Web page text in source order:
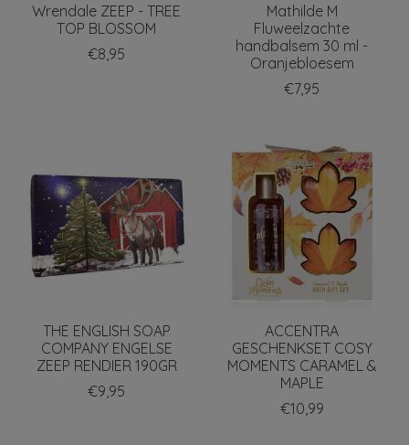
Wrendale ZEEP - TREE
TOP BLOSSOM
€8,95
Mathilde M
Fluweelzachte
handbalsem 30 ml -
Oranjebloesem
€7,95
THE ENGLISH SOAP
COMPANY ENGELSE
ZEEP RENDIER 190GR
€9,95
ACCENTRA
GESCHENKSET COSY
MOMENTS CARAMEL &
MAPLE
€10,99